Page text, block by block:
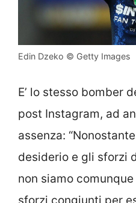
Edin Dzeko © Getty Images
E’ lo stesso bomber
post Instagram, ad
assenza:
desiderio e gli sforzi
non siamo
sforzi congiunti per